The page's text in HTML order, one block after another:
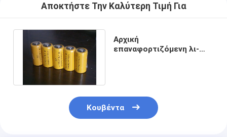
Αποκτήστε Την Καλύτερη Τιμή Για
Αρχική
επαναφορτιζόμενη λι-
Κουβέντα